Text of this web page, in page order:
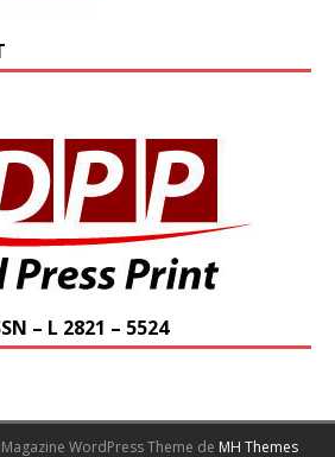
– L 2821 – 5524
WordPress Theme de MH Themes